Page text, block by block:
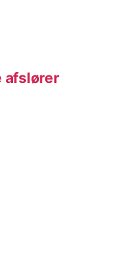
afslører